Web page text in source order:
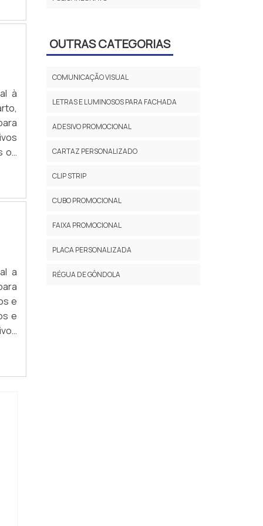
à
os
a
e
e
OUTRAS CATEGORIAS
COMUNICAÇÃO VISUAL
LETRAS E LUMINOSOS PARA FACHADA
ADESIVO PROMOCIONAL
CARTAZ PERSONALIZADO
CLIP STRIP
CUBO PROMOCIONAL
FAIXA PROMOCIONAL
PLACA PERSONALIZADA
RÉGUA DE GÔNDOLA